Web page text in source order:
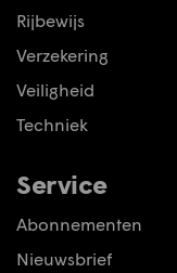
Rijbewijs
Verzekering
Veiligheid
Techniek
Service
Abonnementen
Nieuwsbrief